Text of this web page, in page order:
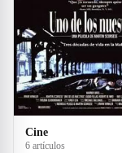
Cine
6 artículos